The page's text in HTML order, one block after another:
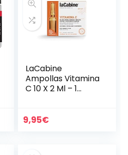
LaCabine
Ampollas Vitamina
C 10 X 2 Ml – 1
9,95€